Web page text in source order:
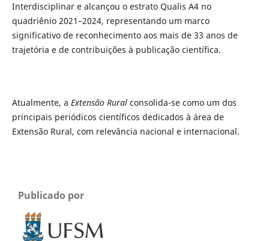
Interdisciplinar e alcançou o estrato Qualis A4 no
quadriênio 2021–2024, representando um marco
significativo de reconhecimento aos mais de 33 anos de
trajetória e de contribuições à publicação científica.
Atualmente, a Extensão Ruralconsolida-se como um dos
principais periódicos científicos dedicados à área de
Extensão Rural, com relevância nacional e internacional.
Publicado por